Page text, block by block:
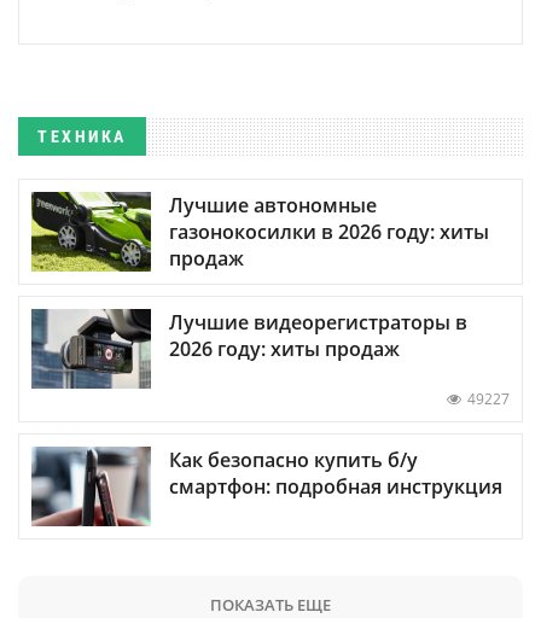
ТЕХНИКА
Лучшие автономные
газонокосилки в 2026 году: хиты
продаж
Лучшие видеорегистраторы в
2026 году: хиты продаж
49227
Как безопасно купить б/у
смартфон: подробная инструкция
ПОКАЗАТЬ ЕЩЕ